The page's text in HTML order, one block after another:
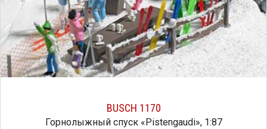
BUSCH 1170
Горнолыжный спуск «Pistengaudi», 1:87